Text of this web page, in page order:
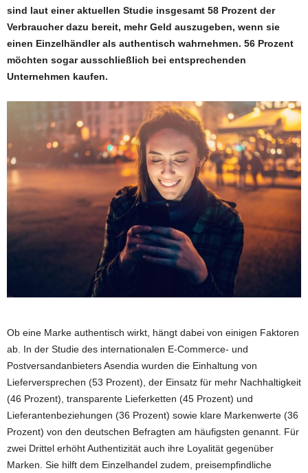
sind laut einer aktuellen Studie insgesamt 58 Prozent der
Verbraucher dazu bereit, mehr Geld auszugeben, wenn sie
einen Einzelhändler als authentisch wahrnehmen. 56 Prozent
möchten sogar ausschließlich bei entsprechenden
Unternehmen kaufen.
Ob eine Marke authentisch wirkt, hängt dabei von einigen Faktoren
ab. In der Studie des internationalen E-Commerce- und
Postversandanbieters Asendia wurden die Einhaltung von
Lieferversprechen (53 Prozent), der Einsatz für mehr Nachhaltigkeit
(46 Prozent), transparente Lieferketten (45 Prozent) und
Lieferantenbeziehungen (36 Prozent) sowie klare Markenwerte (36
Prozent) von den deutschen Befragten am häufigsten genannt. Für
zwei Drittel erhöht Authentizität auch ihre Loyalität gegenüber
Marken. Sie hilft dem Einzelhandel zudem, preisempfindliche